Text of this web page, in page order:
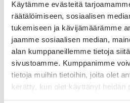
Käytämme evästeitä
räätälöimiseen, sosiaalisen
tukemiseen ja kävijämäärämme
jaamme sosiaalisen median,
alan kumppaneillemme tietoja
sivustoamme. Kumppanimme
tietoja muihin tietoihin, joita olet
kerätty, kun olet käyttänyt heidän
Digitaalinen tuotepassi
Tekstiilien
Kannanotot ja lausunnot
Lausunnot ja
Pikamuodin
Vaikuttajaryhmät
Työelämä-
Yritysvastuu,
vaikuttajaryhmä
Kansainvälinen
vaikuttajaryhmä